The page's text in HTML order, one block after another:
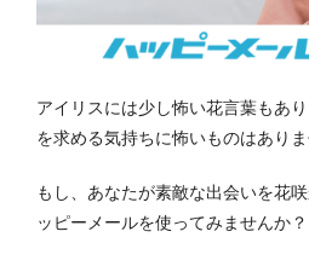
アイリスには少し怖い花言葉もあ
を求める気持ちに怖いものはありま
もし、あなたが素敵な出会いを花
ッピーメールを使ってみませんか？